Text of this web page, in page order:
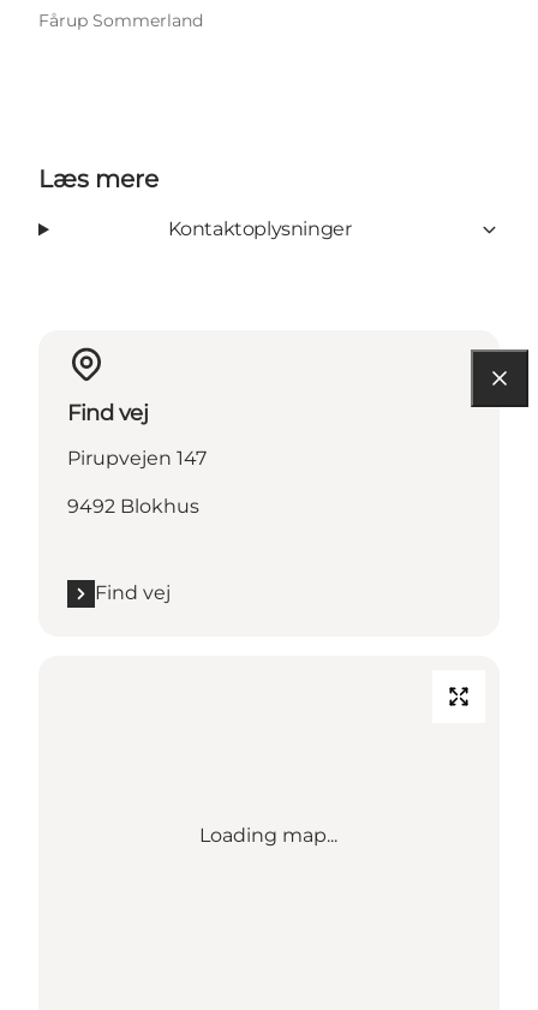
Fårup Sommerland
Læs mere
Kontaktoplysninger
Find vej
Pirupvejen 147
9492 Blokhus
Find vej
Loading map...